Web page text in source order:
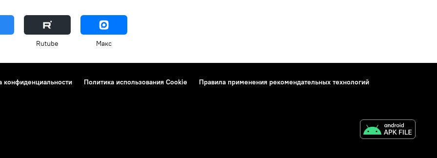
Rutube Макс
конфиденциальности Политика использования Cookie
Правила применения рекомендательных технологий